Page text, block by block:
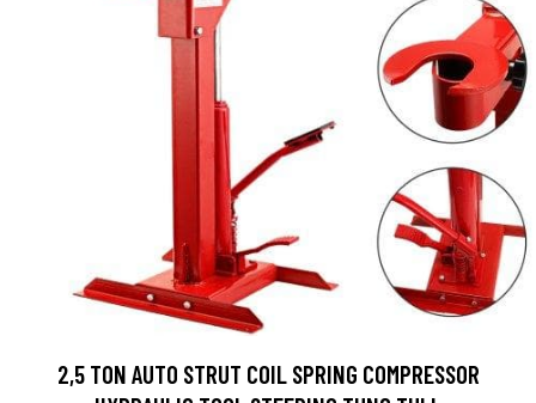
2,5 TON AUTO STRUT COIL SPRING COMPRESSOR